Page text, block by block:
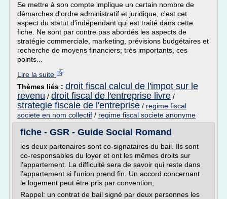
Se mettre à son compte implique un certain nombre de
démarches d'ordre administratif et juridique; c'est cet
aspect du statut d'indépendant qui est traité dans cette
fiche. Ne sont par contre pas abordés les aspects de
stratégie commerciale, marketing, prévisions budgétaires et
recherche de moyens financiers; très importants, ces
points...
Lire la suite
Thèmes liés : droit fiscal calcul de l'impot sur le
revenu / droit fiscal de l'entreprise livre /
strategie fiscale de l'entreprise / regime fiscal
societe en nom collectif / regime fiscal societe anonyme
fiche - GSR - Guide Social Romand
les deux partenaires sont co-signataires du bail. Ils sont
co-responsables du loyer et ont les mêmes droits sur
l'appartement. La difficulté sera de savoir qui reste dans
l'appartement si l'union prend fin. Un accord concernant
le logement peut être pris par convention;
Rappel: un contrat de bail signé par deux personnes les